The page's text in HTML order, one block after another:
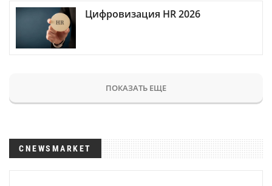
Цифровизация HR 2026
ПОКАЗАТЬ ЕЩЕ
CNEWSMARKET